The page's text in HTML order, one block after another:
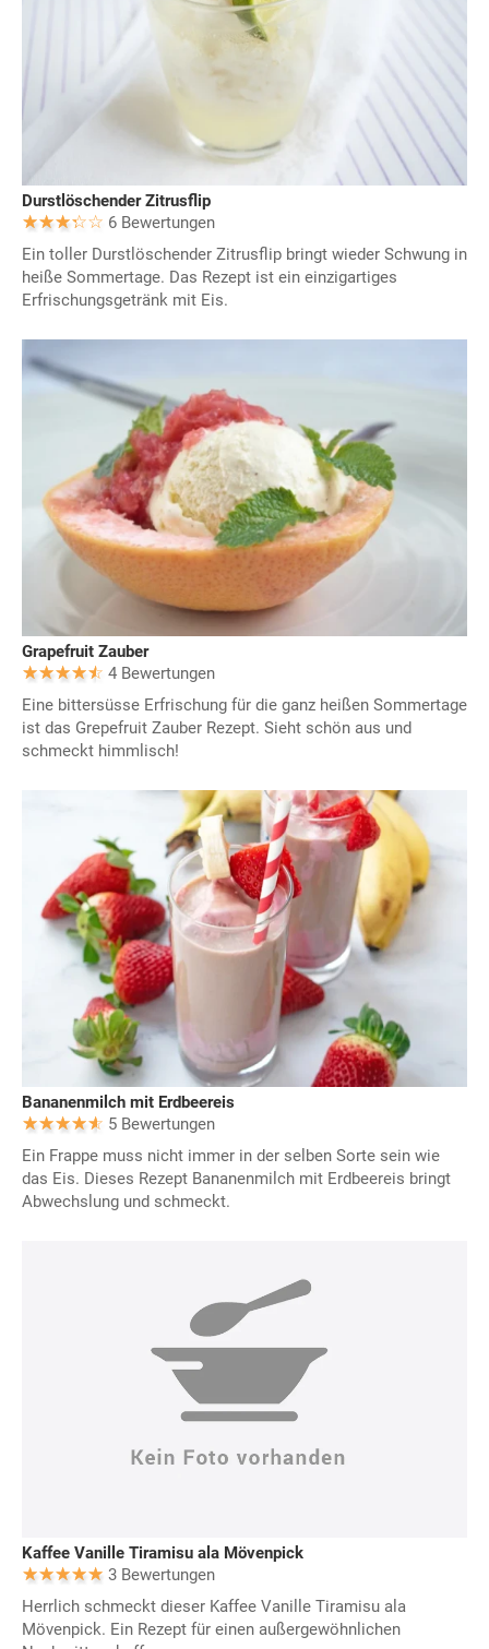
Durstlöschender Zitrusflip
6 Bewertungen
Ein toller Durstlöschender Zitrusflip bringt wieder Schwung in
heiße Sommertage. Das Rezept ist ein einzigartiges
Erfrischungsgetränk mit Eis.
Grapefruit Zauber
4 Bewertungen
Eine bittersüsse Erfrischung für die ganz heißen Sommertage
ist das Grepefruit Zauber Rezept. Sieht schön aus und
schmeckt himmlisch!
Bananenmilch mit Erdbeereis
5 Bewertungen
Ein Frappe muss nicht immer in der selben Sorte sein wie
das Eis. Dieses Rezept Bananenmilch mit Erdbeereis bringt
Abwechslung und schmeckt.
Kaffee Vanille Tiramisu ala Mövenpick
3 Bewertungen
Herrlich schmeckt dieser Kaffee Vanille Tiramisu ala
Mövenpick. Ein Rezept für einen außergewöhnlichen